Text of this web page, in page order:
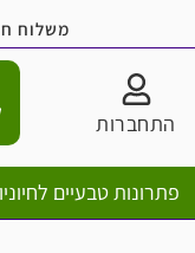
משלוח חינם בהזמנה מעל 260 ש"ח
לייעוץ
לחיוניות נשית